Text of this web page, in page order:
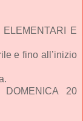
ELEMENTARI E
e fino all’inizio
20